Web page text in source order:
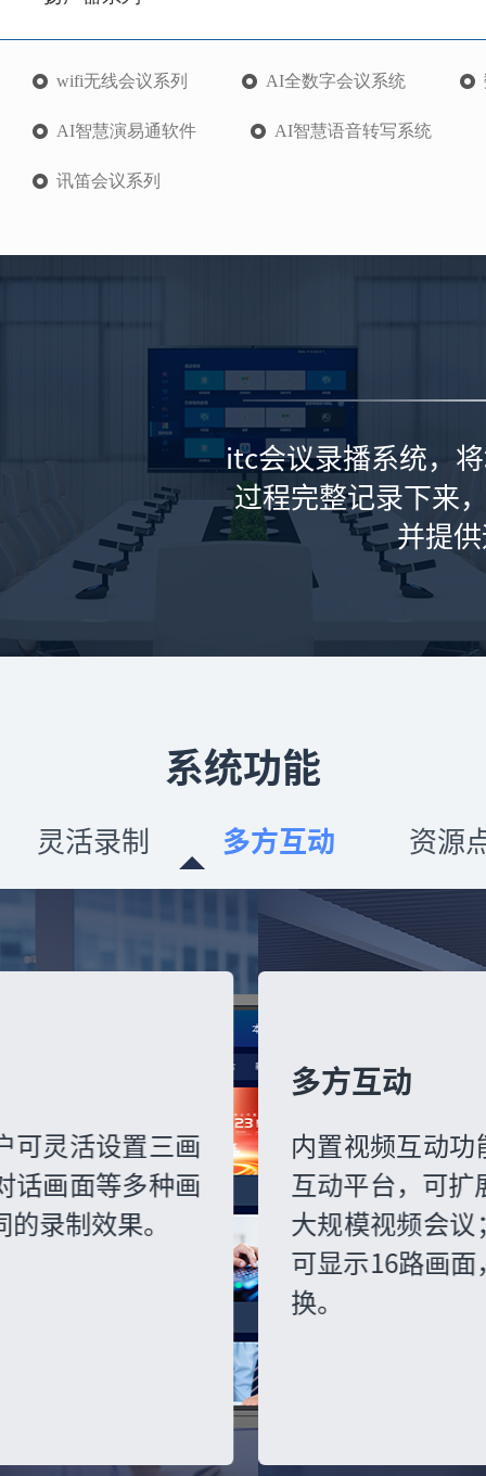
wifi无线会议系列 AI全数字会议系统
AI智慧演易通软件 AI智慧语音转写系统
讯笛会议系列
itc会议录播系统，
过程完整记录下来
并提
系统功能
灵活录制 多方互动 资源
内置视频互动功能，搭配专递课堂
互动平台，可扩展至50个会议室的
大规模视频会议；支持多种布局，
可显示16路画面，画面自动轮询切